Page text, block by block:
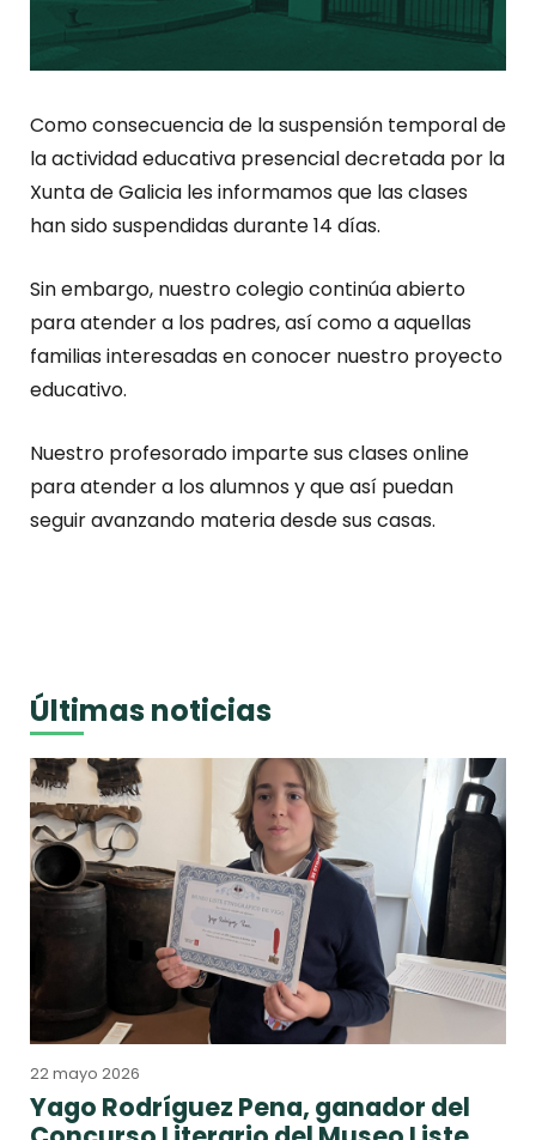
Como consecuencia de la suspensión temporal de
la actividad educativa presencial decretada por la
Xunta de Galicia les informamos que las clases
han sido suspendidas durante 14 días.
Sin embargo, nuestro colegio continúa abierto
para atender a los padres, así como a aquellas
familias interesadas en conocer nuestro proyecto
educativo.
Nuestro profesorado imparte sus clases online
para atender a los alumnos y que así puedan
seguir avanzando materia desde sus casas.
Últimas noticias
22 mayo 2026
Yago Rodríguez Pena, ganador del